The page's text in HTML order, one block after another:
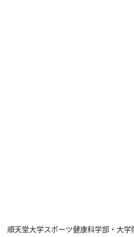
順天堂大学スポーツ健康科学部・大